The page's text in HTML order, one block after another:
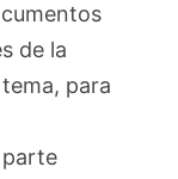
de la
para
parte